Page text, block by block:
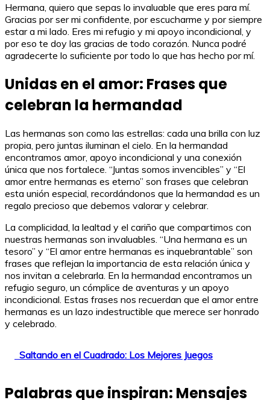
Hermana, quiero que sepas lo invaluable que eres para mí.
Gracias por ser mi confidente, por escucharme y por siempre
estar a mi lado. Eres mi refugio y mi apoyo incondicional, y
por eso te doy las gracias de todo corazón. Nunca podré
agradecerte lo suficiente por todo lo que has hecho por mí.
Unidas en el amor: Frases que
celebran la hermandad
Las hermanas son como las estrellas: cada una brilla con luz
propia, pero juntas iluminan el cielo. En la hermandad
encontramos amor, apoyo incondicional y una conexión
única que nos fortalece. “Juntas somos invencibles” y “El
amor entre hermanas es eterno” son frases que celebran
esta unión especial, recordándonos que la hermandad es un
regalo precioso que debemos valorar y celebrar.
La complicidad, la lealtad y el cariño que compartimos con
nuestras hermanas son invaluables. “Una hermana es un
tesoro” y “El amor entre hermanas es inquebrantable” son
frases que reflejan la importancia de esta relación única y
nos invitan a celebrarla. En la hermandad encontramos un
refugio seguro, un cómplice de aventuras y un apoyo
incondicional. Estas frases nos recuerdan que el amor entre
hermanas es un lazo indestructible que merece ser honrado
y celebrado.
Saltando en el Cuadrado: Los Mejores Juegos
Palabras que inspiran: Mensajes